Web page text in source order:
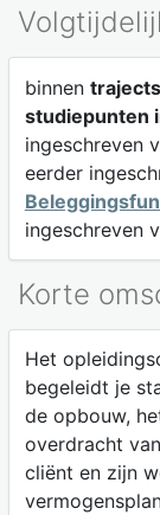
binnen
studiepunten
ingeschreven
eerder
ingeschreven
Korte
Het
begeleidt je
de opbouw,
overdracht
cliënt en zijn